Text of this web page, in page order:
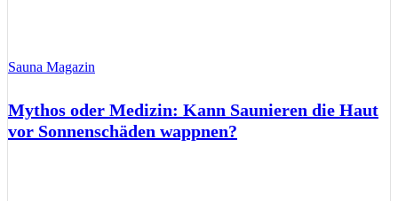
Sauna Magazin
Mythos oder Medizin: Kann Saunieren die Haut
vor Sonnenschäden wappnen?